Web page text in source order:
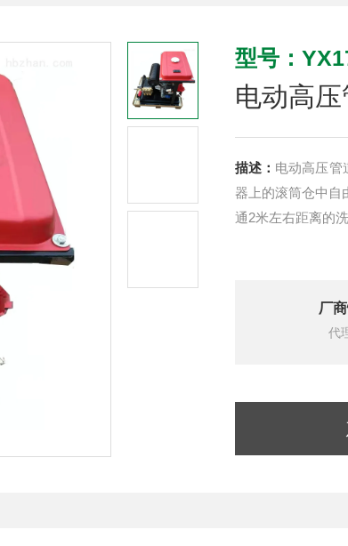
型号：
电动高
描述： 电动高压管
器上的滚筒仓中自
通2米左右距离的
厂
代